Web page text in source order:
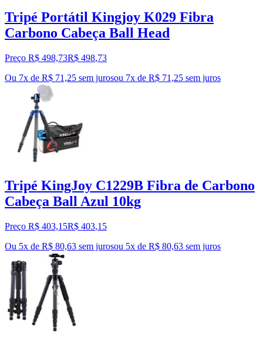
Tripé Portátil Kingjoy K029 Fibra
Carbono Cabeça Ball Head
Preço R$ 498,73R$ 498,73
Ou 7x de R$ 71,25 sem jurosou 7x de R$ 71,25 sem juros
Tripé KingJoy C1229B Fibra de Carbono
Cabeça Ball Azul 10kg
Preço R$ 403,15R$ 403,15
Ou 5x de R$ 80,63 sem jurosou 5x de R$ 80,63 sem juros